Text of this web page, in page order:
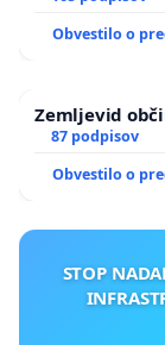
Obvestilo o
Zemljevid
87 podpisov
Obvestilo o
STOP